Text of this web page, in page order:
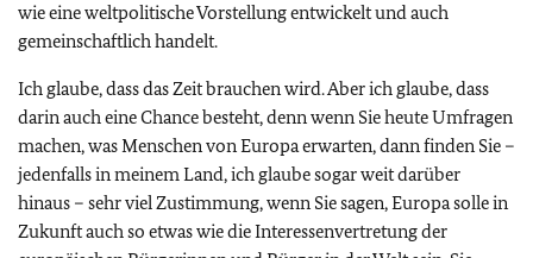
wie eine weltpolitische Vorstellung entwickelt und auch
gemeinschaftlich handelt.
Ich glaube, dass das Zeit brauchen wird. Aber ich glaube, dass
darin auch eine Chance besteht, denn wenn Sie heute Umfragen
machen, was Menschen von Europa erwarten, dann finden Sie –
jedenfalls in meinem Land, ich glaube sogar weit darüber
hinaus – sehr viel Zustimmung, wenn Sie sagen, Europa solle in
Zukunft auch so etwas wie die Interessenvertretung der